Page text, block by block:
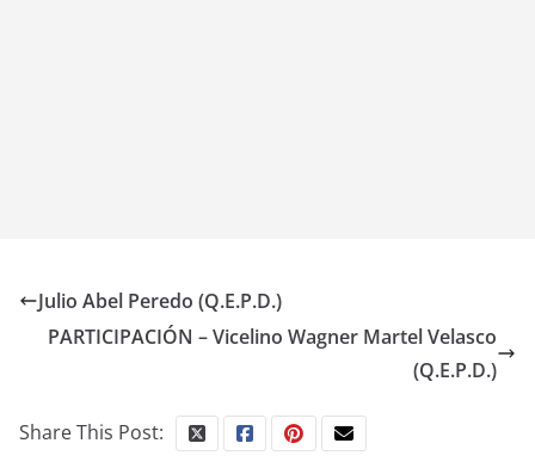
Julio Abel Peredo (Q.E.P.D.)
PARTICIPACIÓN – Vicelino Wagner Martel Velasco
(Q.E.P.D.)
Share This Post: